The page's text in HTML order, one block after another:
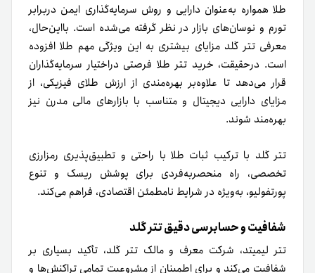
طلا همواره به‌عنوان دارایی و روش سرمایه‌گذاری ایمن در‌برابر
تورم و نوسان‌های بازار در نظر گرفته می‌شده است. بااین‌حال،
معرفی تتر گلد مزایای بیشتری به این ویژگی مهم طلا افزوده
است. در‌حقیقت، خرید تتر طلا فرصتی در‌اختیار سرمایه‌‎گذاران
قرار می‌دهد تا علاوه‌بر بهره‌مندی از ارزش طلای فیزیکی، از
مزایای دارایی دیجیتال و متناسب با بازارهای مالی مدرن نیز
بهره‌مند شوند.
تتر گلد با ترکیب ثبات طلا با راحتی و تطبیق‌پذیری رمزارزی
تخصصی، راه منحصر‌به‌فردی برای پوشش ریسک و تنوع
پورتفولیو، به‌ویژه در شرایط نامطمئن اقتصادی، فراهم می‌کند.
شفافیت و حسابرسی دقیق تتر گلد
تتر لیمیتد، شرکت معرف و مالک تتر گلد، تأکید بسیاری بر
شفافیت می‌کند و برای اطمینان از مشروعیت تمامی تراکنش‌ها و